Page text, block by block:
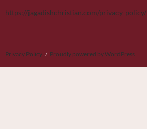
https://jagadishchristian.com/privacy-policy/
Privacy Policy Proudly powered by WordPress